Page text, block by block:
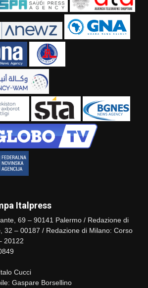
Italpress
69 – 90141 Palermo / Redazione di
32 – 00187 / Redazione di Milano: Corso
20122
Cucci
Gaspare Borsellino